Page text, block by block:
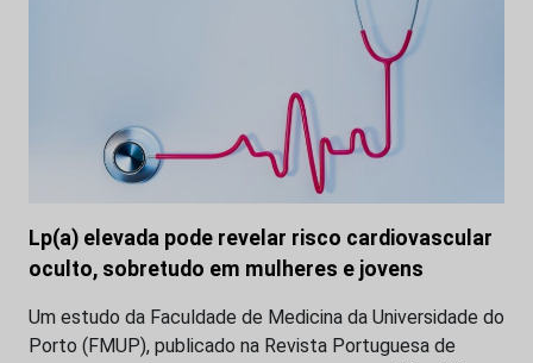
Lp(a) elevada pode revelar risco cardiovascular
oculto, sobretudo em mulheres e jovens
Um estudo da Faculdade de Medicina da Universidade do
Porto (FMUP), publicado na Revista Portuguesa de